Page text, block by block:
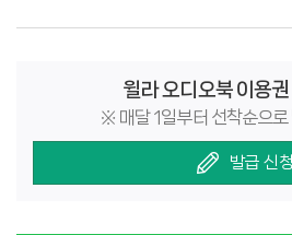
윌라 오디오북 이용
※ 매달 1일부터 선착순으로
발급 신청